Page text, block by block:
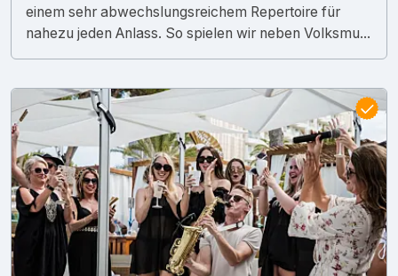
einem sehr abwechslungsreichem Repertoire für
nahezu jeden Anlass. So spielen wir neben Volksmu...